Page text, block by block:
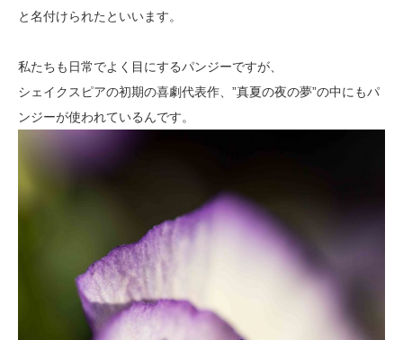
と名付けられたといいます。
私たちも日常でよく目にするパンジーですが、
シェイクスピアの初期の喜劇代表作、”真夏の夜の夢”の中にもパ
ンジーが使われているんです。